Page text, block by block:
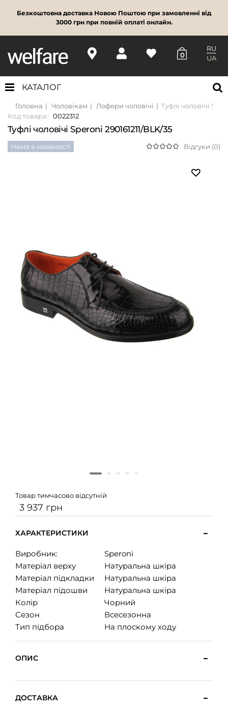
Безкоштовна доставка Новою Поштою при замовленні від
3000 грн при повній оплаті онлайн.
0
RU
UA
КАТАЛОГ
Головна Чоловікам Лофери чоловічі
Туфлі чоловічі
Код товара: 0022312
Туфлі чоловічі Speroni 290161211/BLK/35
Нема в наявності Відгуки (0)
Товар тимчасово відсутній
3 937 грн
ХАРАКТЕРИСТИКИ
Виробник:
Speroni
Матеріал верху
Натуральна шкіра
Матеріал підкладки
Натуральна шкіра
Матеріал підошви
Натуральна шкіра
Колір
Чорний
Сезон
Всесезонна
Тип підбора
На плоскому ходу
ОПИС
ДОСТАВКА